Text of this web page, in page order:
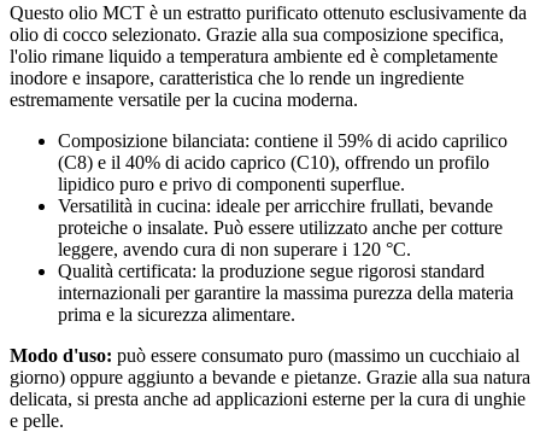
Questo olio MCT è un estratto purificato ottenuto esclusivamente da
olio di cocco selezionato. Grazie alla sua composizione specifica,
l'olio rimane liquido a temperatura ambiente ed è completamente
inodore e insapore, caratteristica che lo rende un ingrediente
estremamente versatile per la cucina moderna.
Composizione bilanciata: contiene il 59% di acido caprilico
(C8) e il 40% di acido caprico (C10), offrendo un profilo
lipidico puro e privo di componenti superflue.
Versatilità in cucina: ideale per arricchire frullati, bevande
proteiche o insalate. Può essere utilizzato anche per cotture
leggere, avendo cura di non superare i 120 °C.
Qualità certificata: la produzione segue rigorosi standard
internazionali per garantire la massima purezza della materia
prima e la sicurezza alimentare.
Modo d'uso: può essere consumato puro (massimo un cucchiaio al
giorno) oppure aggiunto a bevande e pietanze. Grazie alla sua natura
delicata, si presta anche ad applicazioni esterne per la cura di unghie
e pelle.